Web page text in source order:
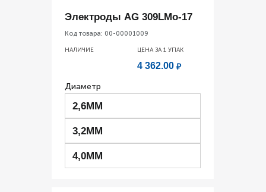
Электроды AG 309LMo-17
Код товара: 00-00001009
НАЛИЧИЕ ЦЕНА ЗА 1 УПАК
4 362.00 ₽
Диаметр
2,6ММ
3,2ММ
4,0ММ